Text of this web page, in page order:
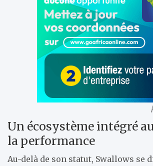
Un écosystème intégré
la performance
Au-delà de son statut, Swallows se